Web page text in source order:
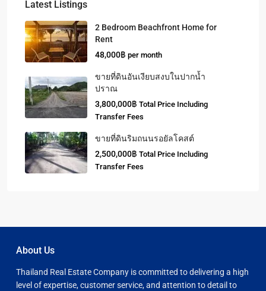
Latest Listings
2 Bedroom Beachfront Home for
Rent
48,000฿ per month
ขายที่ดินอันเงียบสงบในปากน้ำ
ปราณ
3,800,000฿ Total Price Including
Transfer Fees
ขายที่ดินริมถนนรอยัลโคสต์
2,500,000฿ Total Price Including
Transfer Fees
About Us
Thailand Real Estate Company is committed to delivering a high
level of expertise, customer service, and attention to detail to